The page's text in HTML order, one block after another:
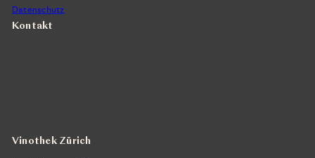
Datenschutz
Kontakt
Vinothek Zürich